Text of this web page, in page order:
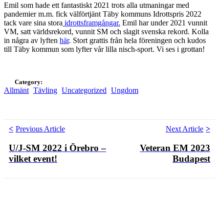
Emil som hade ett fantastiskt 2021 trots alla utmaningar med
pandemier m.m. fick välförtjänt Täby kommuns Idrottspris 2022
tack vare sina stora idrottsframgångar. Emil har under 2021 vunnit
VM, satt världsrekord, vunnit SM och slagit svenska rekord. Kolla
in några av lyften här. Stort grattis från hela föreningen och kudos
till Täby kommun som lyfter vår lilla nisch-sport. Vi ses i grottan!
Category:
Allmänt Tävling Uncategorized Ungdom
Posts
navigation
Previous ArticlePrevious
U/J-SM 2022 i Örebro –
vilket event!
Next Article
Veteran EM 2023
Budapest